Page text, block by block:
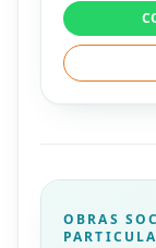
OBRAS